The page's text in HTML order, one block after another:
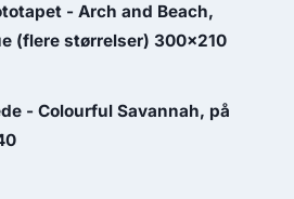
- Arch and Beach,
(flere størrelser) 300x210
- Colourful Savannah, på